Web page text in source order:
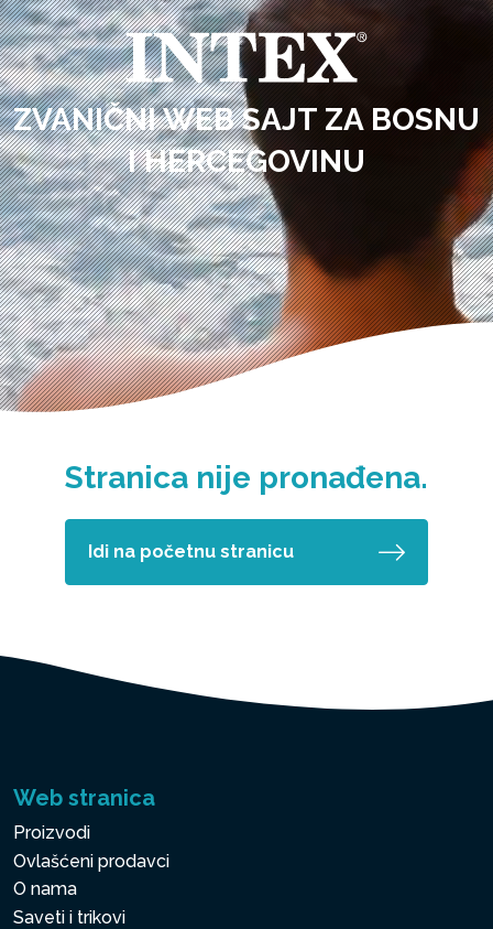
ZVANIČNI WEB SAJT ZA BOSNU
I HERCEGOVINU
Stranica nije pronađena.
Idi na početnu stranicu
Web stranica
Proizvodi
Ovlašćeni prodavci
O nama
Saveti i trikovi